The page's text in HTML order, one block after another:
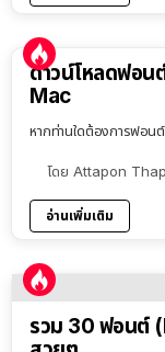
ดาวน์โหลดฟอน
Mac
หากท่านใดต้องการฟอ
โดย Attapon
อ่านเพิ่มเติม
รวม 30 ฟอนต์